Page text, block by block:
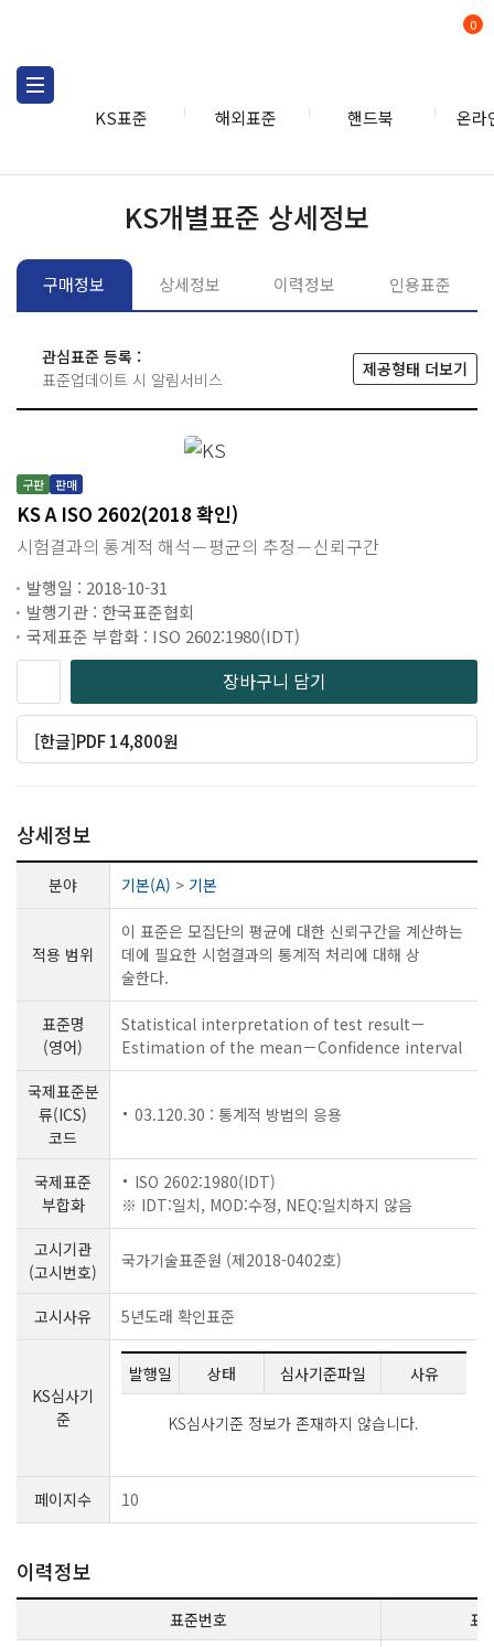
KS표준 해외표준 핸드북 온라
0
KS개별표준 상세정보
구매정보 상세정보 이력정보 인용표준
관심표준 등록 :
표준업데이트 시 알림서비스
제공형태 더보기
구판 판매
KS A ISO 2602(2018 확인)
시험결과의 통계적 해석－평균의 추정－신뢰구간
발행일 : 2018-10-31
발행기관 : 한국표준협회
국제표준 부합화 : ISO 2602:1980(IDT)
장바구니 담기
[한글]PDF 14,800원
상세정보
분야 기본(A) > 기본
적용 범위
이 표준은 모집단의 평균에 대한 신뢰구간을 계산하는
데에 필요한 시험결과의 통계적 처리에 대해 상
술한다.
표준명
(영어)
Statistical interpretation of test result－
Estimation of the mean－Confidence interval
국제표준분
류(ICS)
코드
03.120.30 : 통계적 방법의 응용
국제표준
부합화
ISO 2602:1980(IDT)
※ IDT:일치, MOD:수정, NEQ:일치하지 않음
고시기관
(고시번호)
국가기술표준원 (제2018-0402호)
고시사유 5년도래 확인표준
KS심사기
준
발행일 상태 심사기준파일 사유
KS심사기준 정보가 존재하지 않습니다.
페이지수 10
이력정보
표준번호 표